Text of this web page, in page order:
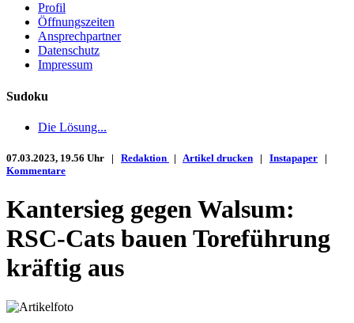
Profil
Öffnungszeiten
Ansprechpartner
Datenschutz
Impressum
Sudoku
Die Lösung...
07.03.2023, 19.56 Uhr | Redaktion | Artikel drucken | Instapaper |
Kommentare
Kantersieg gegen Walsum:
RSC-Cats bauen Toreführung
kräftig aus